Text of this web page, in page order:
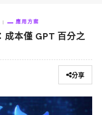
應用方案
本僅 GPT 百分之
分享